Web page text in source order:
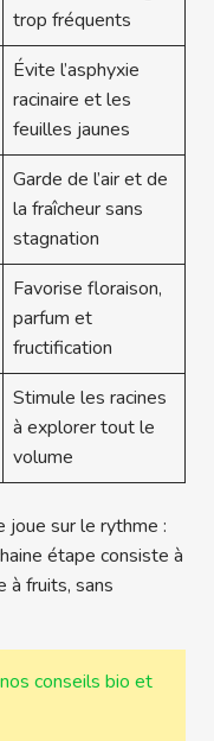
trop fréquents
Évite l’asphyxie
racinaire et les
feuilles jaunes
Garde de l’air et de
la fraîcheur sans
stagnation
Favorise floraison,
parfum et
fructification
Stimule les racines
à explorer tout le
volume
joue sur le rythme :
étape consiste à
à fruits, sans
conseils bio et